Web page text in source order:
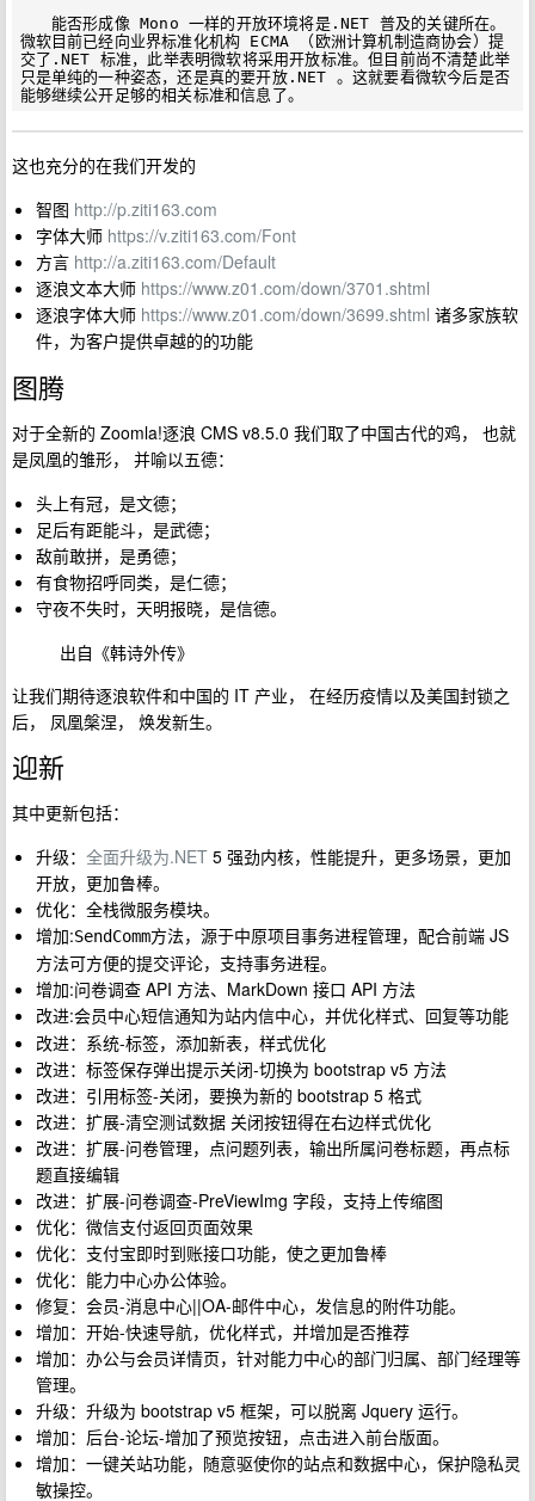
能否形成像 Mono 一样的开放环境将是.NET 普及的关键所在。
微软目前已经向业界标准化机构 ECMA （欧洲计算机制造商协会）提
交了.NET 标准，此举表明微软将采用开放标准。但目前尚不清楚此举
只是单纯的一种姿态，还是真的要开放.NET 。这就要看微软今后是否
这也充分的在我们开发的
智图 http://p.ziti163.com
字体大师 https://v.ziti163.com/Font
方言 http://a.ziti163.com/Default
逐浪文本大师 https://www.z01.com/down/3701.shtml
逐浪字体大师 https://www.z01.com/down/3699.shtml 诸多家族软
件，为客户提供卓越的的功能
图腾
对于全新的 Zoomla!逐浪 CMS v8.5.0 我们取了中国古代的鸡， 也就
是凤凰的雏形， 并喻以五德：
头上有冠，是文德；
足后有距能斗，是武德；
敌前敢拼，是勇德；
有食物招呼同类，是仁德；
守夜不失时，天明报晓，是信德。
出自《韩诗外传》
让我们期待逐浪软件和中国的 IT 产业， 在经历疫情以及美国封锁之
后， 凤凰槃涅， 焕发新生。
迎新
其中更新包括：
升级： 全面升级为.NET 5 强劲内核，性能提升，更多场景，更加
开放，更加鲁棒。
优化：全栈微服务模块。
增加:SendComm方法，源于中原项目事务进程管理，配合前端 JS
方法可方便的提交评论，支持事务进程。
增加:问卷调查 API 方法、MarkDown 接口 API 方法
改进:会员中心短信通知为站内信中心，并优化样式、回复等功能
改进：系统-标签，添加新表，样式优化
改进：标签保存弹出提示关闭-切换为 bootstrap v5 方法
改进：引用标签-关闭，要换为新的 bootstrap 5 格式
改进：扩展-清空测试数据 关闭按钮得在右边样式优化
改进：扩展-问卷管理，点问题列表，输出所属问卷标题，再点标
题直接编辑
改进：扩展-问卷调查-PreViewImg 字段，支持上传缩图
优化：微信支付返回页面效果
优化：支付宝即时到账接口功能，使之更加鲁棒
优化：能力中心办公体验。
修复：会员-消息中心||OA-邮件中心，发信息的附件功能。
增加：开始-快速导航，优化样式，并增加是否推荐
增加：办公与会员详情页，针对能力中心的部门归属、部门经理等
管理。
升级：升级为 bootstrap v5 框架，可以脱离 Jquery 运行。
增加：后台-论坛-增加了预览按钮，点击进入前台版面。
增加：一键关站功能，随意驱使你的站点和数据中心，保护隐私灵
敏操控。